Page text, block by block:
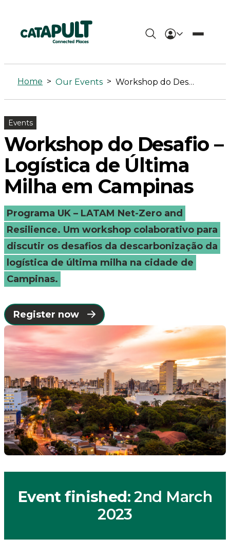
Workshop
do
Desafio
–
Logística
de
Última
Milha
em
Campinas
-
Connected
Places
Catapult
Home > Our Events > Workshop do Desafio – Logística de Última Milha em Campinas
Events
Workshop do Desafio –
Logística de Última
Milha em Campinas
Programa UK – LATAM Net-Zero and
Resilience. Um workshop colaborativo para
discutir os desafios da descarbonização da
logística de última milha na cidade de
Campinas.
Register now
Event finished: 2nd March
2023